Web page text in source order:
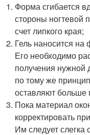
Форма сгибается
стороны ногтевой
счет липкого края;
Гель наносится
Его необходимо
получения нужной
по тому же
оставляют больше
Пока материал
корректировать
Им следует слегка